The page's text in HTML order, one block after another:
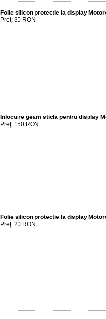
Folie silicon protectie la display
Preţ: 30 RON
Inlocuire geam sticla pentru display
Preţ: 150 RON
Folie silicon protectie la display
Preţ: 20 RON